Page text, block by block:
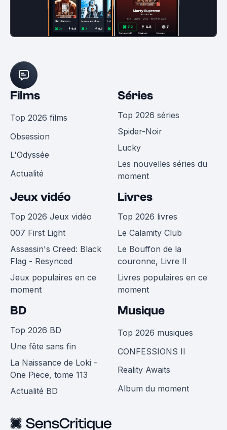
Films
Top 2026 films
Obsession
L'Odyssée
Actualité
Séries
Top 2026 séries
Spider-Noir
Lucky
Les nouvelles séries du
moment
Jeux vidéo
Top 2026 Jeux vidéo
007 First Light
Assassin's Creed: Black
Flag - Resynced
Jeux populaires en ce
moment
Livres
Top 2026 livres
Le Calamity Club
Le Bouffon de la
couronne, Livre II
Livres populaires en ce
moment
BD
Top 2026 BD
Une fête sans fin
La Naissance de Loki -
One Piece, tome 113
Actualité BD
Musique
Top 2026 musiques
CONFESSIONS II
Reality Awaits
Album du moment